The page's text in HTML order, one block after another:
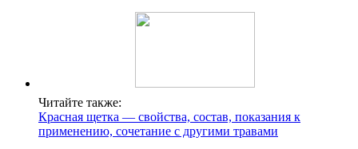
Читайте также:
Красная щетка — свойства, состав, показания к
применению, сочетание с другими травами